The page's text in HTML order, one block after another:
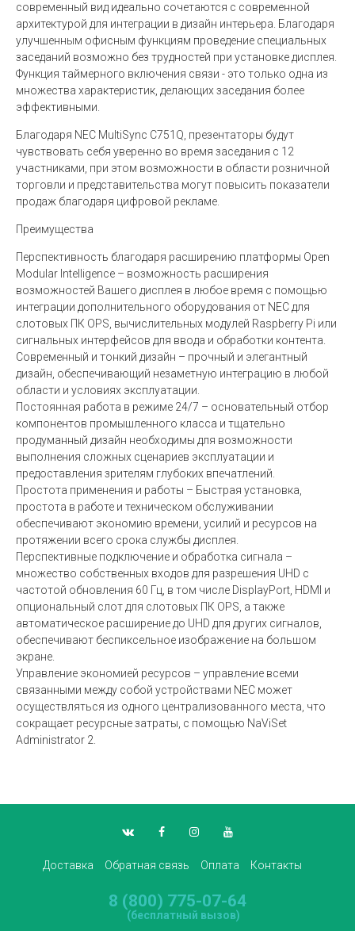
современный вид идеально сочетаются с современной
архитектурой для интеграции в дизайн интерьера. Благодаря
улучшенным офисным функциям проведение специальных
заседаний возможно без трудностей при установке дисплея.
Функция таймерного включения связи - это только одна из
множества характеристик, делающих заседания более
эффективными.
Благодаря NEC MultiSync C751Q, презентаторы будут
чувствовать себя уверенно во время заседания с 12
участниками, при этом возможности в области розничной
торговли и представительства могут повысить показатели
продаж благодаря цифровой рекламе.
Преимущества
Перспективность благодаря расширению платформы Open
Modular Intelligence – возможность расширения
возможностей Вашего дисплея в любое время с помощью
интеграции дополнительного оборудования от NEC для
слотовых ПК OPS, вычислительных модулей Raspberry Pi или
сигнальных интерфейсов для ввода и обработки контента.
Современный и тонкий дизайн – прочный и элегантный
дизайн, обеспечивающий незаметную интеграцию в любой
области и условиях эксплуатации.
Постоянная работа в режиме 24/7 – основательный отбор
компонентов промышленного класса и тщательно
продуманный дизайн необходимы для возможности
выполнения сложных сценариев эксплуатации и
предоставления зрителям глубоких впечатлений.
Простота применения и работы – Быстрая установка,
простота в работе и техническом обслуживании
обеспечивают экономию времени, усилий и ресурсов на
протяжении всего срока службы дисплея.
Перспективные подключение и обработка сигнала –
множество собственных входов для разрешения UHD с
частотой обновления 60 Гц, в том числе DisplayPort, HDMI и
опциональный слот для слотовых ПК OPS, а также
автоматическое расширение до UHD для других сигналов,
обеспечивают беспиксельное изображение на большом
экране.
Управление экономией ресурсов – управление всеми
связанными между собой устройствами NEC может
осуществляться из одного централизованного места, что
сокращает ресурсные затраты, с помощью NaViSet
Administrator 2.
Доставка Обратная связь Оплата Контакты
8 (800) 775-07-64
(бесплатный вызов)